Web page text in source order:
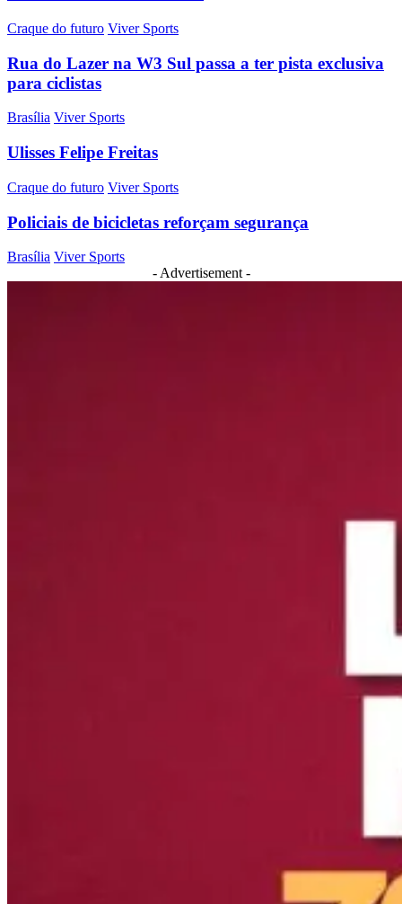
Craque do futuro Viver Sports
Rua do Lazer na W3 Sul passa a ter pista exclusiva
para ciclistas
Brasília Viver Sports
Ulisses Felipe Freitas
Craque do futuro Viver Sports
Policiais de bicicletas reforçam segurança
Brasília Viver Sports
- Advertisement -